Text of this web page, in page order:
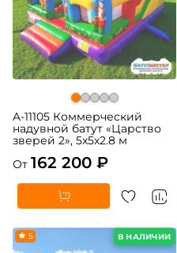
A-11105 Коммерческий
надувной батут «Царство
зверей 2», 5x5x2.8 м
От 162 200 ₽
В НАЛИЧИИ
5